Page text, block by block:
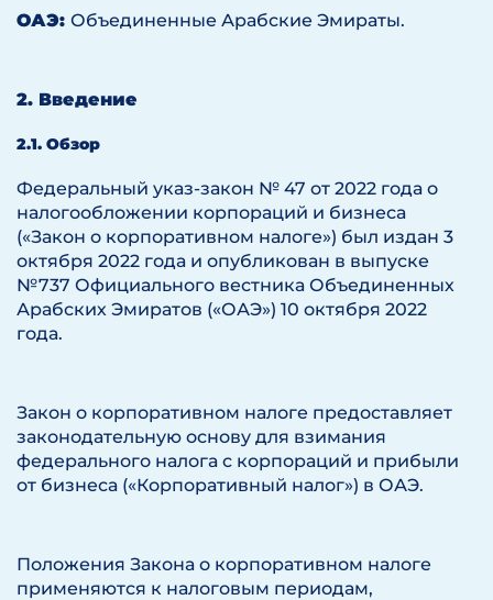
ОАЭ: Объединенные Арабские Эмираты.
2. Введение
2.1. Обзор
Федеральный указ-закон № 47 от 2022 года о
налогообложении корпораций и бизнеса
(«Закон о корпоративном налоге») был издан 3
октября 2022 года и опубликован в выпуске
№737 Официального вестника Объединенных
Арабских Эмиратов («ОАЭ») 10 октября 2022
года.
Закон о корпоративном налоге предоставляет
законодательную основу для взимания
федерального налога с корпораций и прибыли
от бизнеса («Корпоративный налог») в ОАЭ.
Положения Закона о корпоративном налоге
применяются к налоговым периодам,